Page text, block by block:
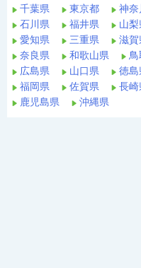
千葉県
東京都 神奈
石川県
福井県 山梨
愛知県
三重県 滋賀
奈良県
和歌山県 鳥
広島県
山口県 徳島
福岡県
佐賀県 長崎
鹿児島県
沖縄県